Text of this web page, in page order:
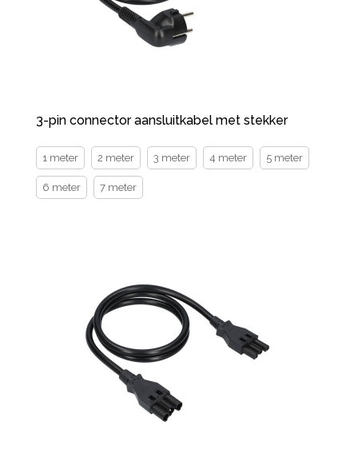
3-pin connector aansluitkabel met stekker
1 meter 2 meter 3 meter 4 meter 5 meter
6 meter 7 meter